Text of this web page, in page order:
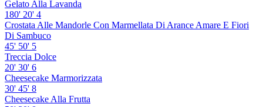
Gelato Alla Lavanda
180' 20' 4
Crostata Alle Mandorle Con Marmellata Di Arance Amare E Fiori
Di Sambuco
45' 50' 5
Treccia Dolce
20' 30' 6
Cheesecake Marmorizzata
30' 45' 8
Cheesecake Alla Frutta